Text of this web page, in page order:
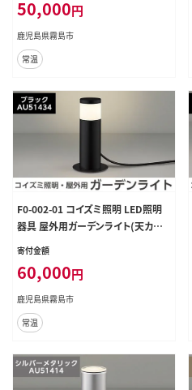
50,000円
鹿児島県霧島市
常温
F0-002-01 コイズミ照明 LED照明
器具 屋外用ガーデンライト(天カバ
ータイプ)ブラック【国分電機】
寄付金額
60,000円
鹿児島県霧島市
常温